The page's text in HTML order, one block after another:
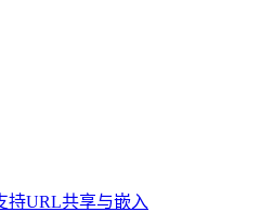
持URL共享与嵌入